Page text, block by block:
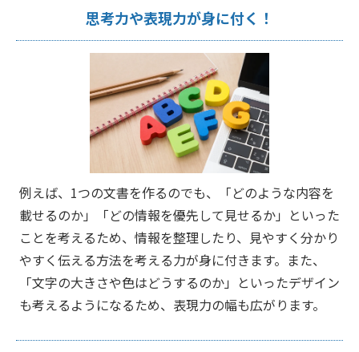
思考力や表現力が身に付く！
例えば、1つの文書を作るのでも、「どのような内容を
載せるのか」「どの情報を優先して見せるか」といった
ことを考えるため、情報を整理したり、見やすく分かり
やすく伝える方法を考える力が身に付きます。また、
「文字の大きさや色はどうするのか」といったデザイン
も考えるようになるため、表現力の幅も広がります。